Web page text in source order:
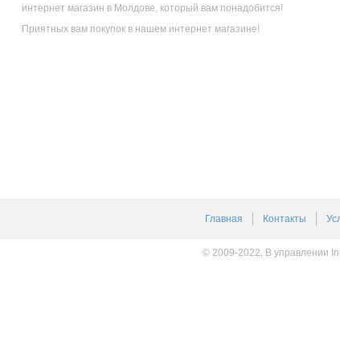
интернет магазин в Молдове, который вам понадобится!
Приятных вам покупок в нашем интернет магазине!
Главная Контакты
© 2009-2022, В управлении